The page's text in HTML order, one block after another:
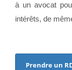
à un avocat
intérêts, de
Prendre un